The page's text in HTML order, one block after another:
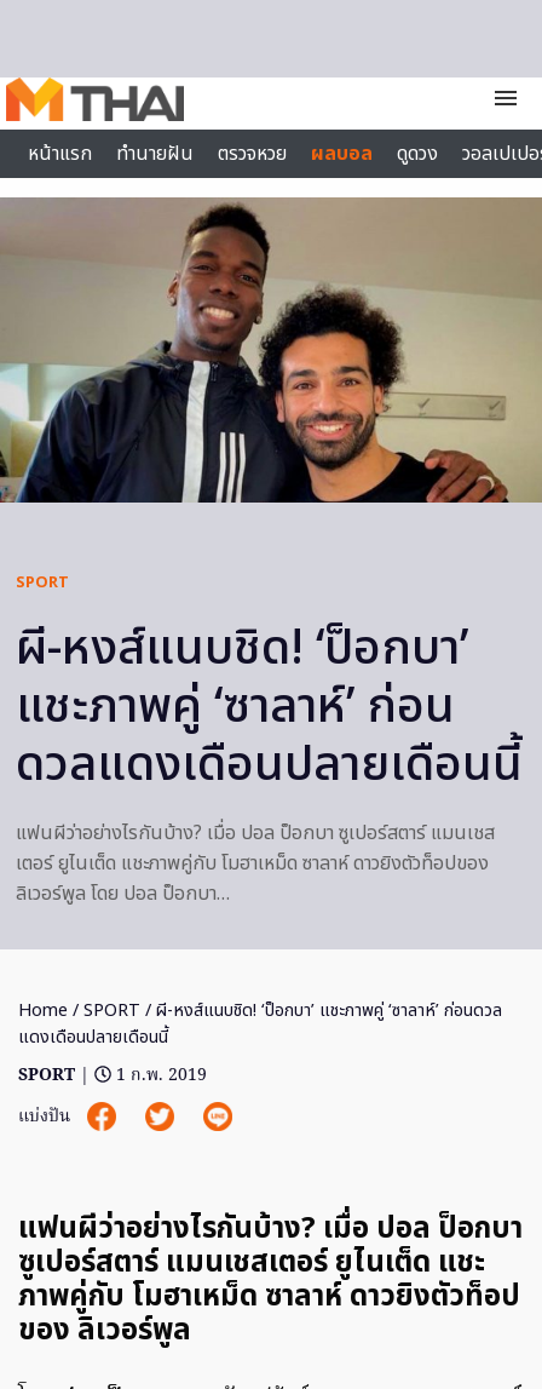
menu
หน้าแรก
ทำนายฝัน ตรวจหวย ผลบอล ดูดวง
วอลเปเป
ไลฟ์สไตล์
SPORT
ผี-หงส์แนบชิด! ‘ป็อกบา’
แชะภาพคู่ ‘ซาลาห์’ ก่อน
ดวลแดงเดือนปลายเดือนนี้
แฟนผีว่าอย่างไรกันบ้าง? เมื่อ ปอล ป็อกบา ซูเปอร์สตาร์ แมนเชส
เตอร์ ยูไนเต็ด แชะภาพคู่กับ โมฮาเหม็ด ซาลาห์ ดาวยิงตัวท็อปของ
ลิเวอร์พูล โดย ปอล ป็อกบา…
Home /SPORT / ผี-หงส์แนบชิด! ‘ป็อกบา’ แชะภาพคู่ ‘ซาลาห์’ ก่อนดวล
แดงเดือนปลายเดือนนี้
SPORT |
1 ก.พ. 2019
แบ่งปัน
แฟนผีว่าอย่างไรกันบ้าง? เมื่อ ปอล ป็อกบา
ซูเปอร์สตาร์ แมนเชสเตอร์ ยูไนเต็ด แชะ
ภาพคู่กับ โมฮาเหม็ด ซาลาห์ ดาวยิงตัวท็อป
ของ ลิเวอร์พูล